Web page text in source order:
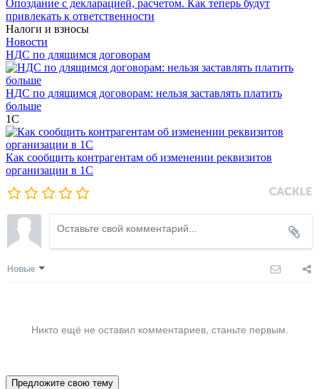
Опоздание с декларацией, расчетом. Как теперь будут
привлекать к ответственности
Налоги и взносы
Новости
НДС по длящимся договорам
НДС по длящимся договорам: нельзя заставлять платить
больше
1С
Как сообщить контрагентам об изменении реквизитов
организации в 1C
Новые
Никто ещё не оставил комментариев, станьте первым.
Предложите свою тему